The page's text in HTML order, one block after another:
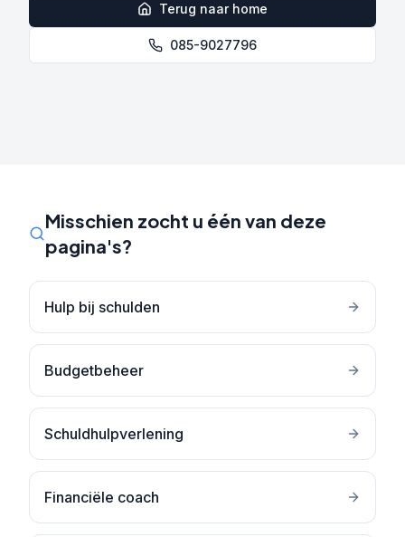
Terug naar home
085-9027796
Misschien zocht u één van deze
pagina's?
Hulp bij schulden
Budgetbeheer
Schuldhulpverlening
Financiële coach